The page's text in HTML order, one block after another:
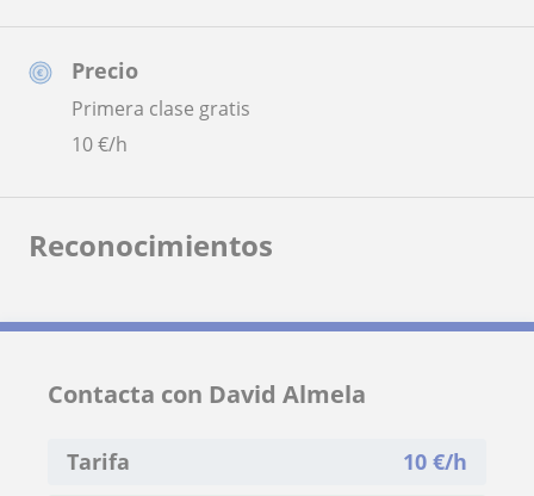
Precio
Primera clase gratis
10€/h
Reconocimientos
Contacta con David Almela
Tarifa 10 €/h